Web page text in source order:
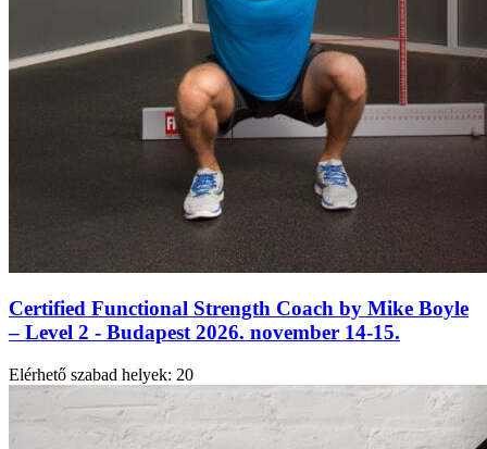
Certified Functional Strength Coach by Mike Boyle
– Level 2 - Budapest 2026. november 14-15.
Elérhető szabad helyek: 20